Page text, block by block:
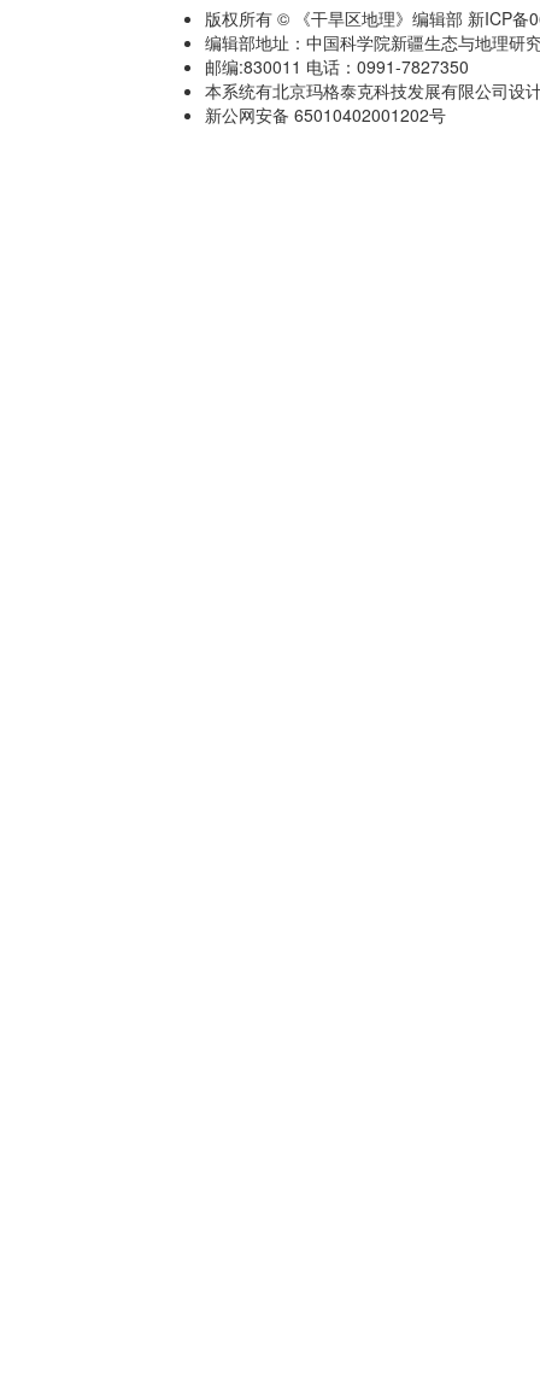
版权所有 © 《干旱区地理》编辑部 新ICP备
编辑部地址：中国科学院新疆生态与地理研
邮编:830011 电话：0991-7827350
本系统有北京玛格泰克科技发展有限公司设
新公网安备 65010402001202号